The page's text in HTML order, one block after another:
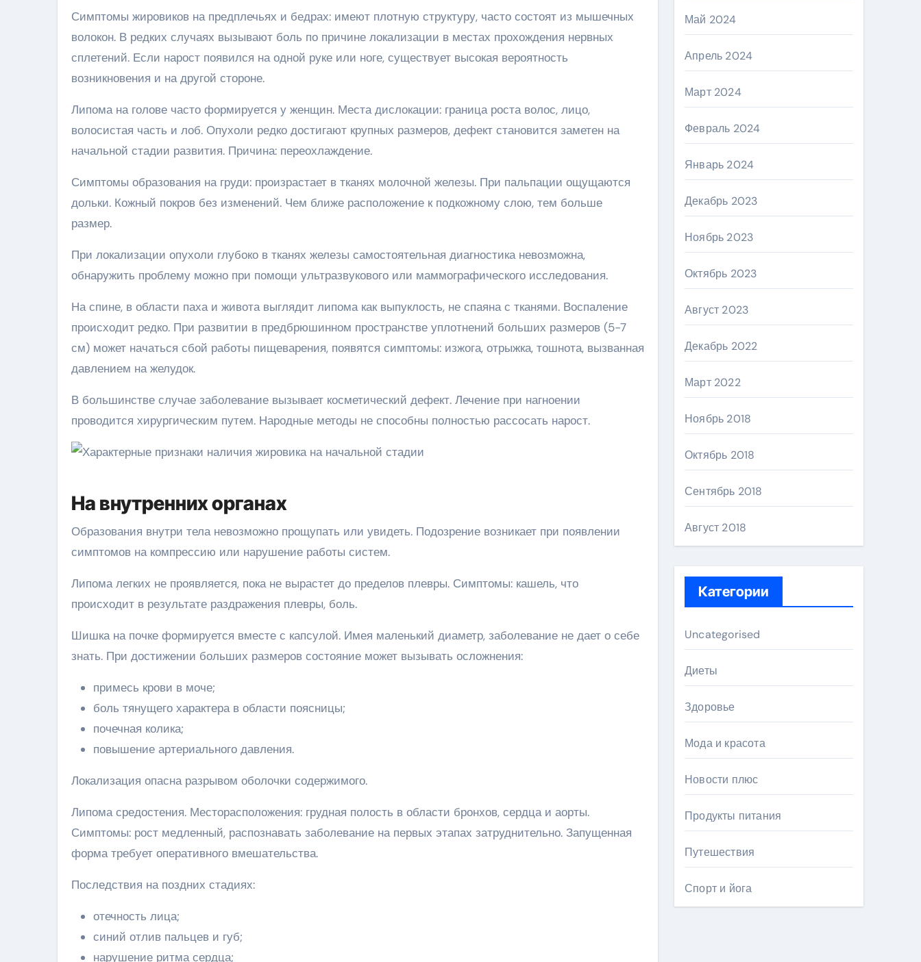
Симптомы жировиков на предплечьях и бедрах: имеют плотную структуру, часто состоят из мышечных
волокон. В редких случаях вызывают боль по причине локализации в местах прохождения нервных
сплетений. Если нарост появился на одной руке или ноге, существует высокая вероятность
возникновения и на другой стороне.
Липома на голове часто формируется у женщин. Места дислокации: граница роста волос, лицо,
волосистая часть и лоб. Опухоли редко достигают крупных размеров, дефект становится заметен на
начальной стадии развития. Причина: переохлаждение.
Симптомы образования на груди: произрастает в тканях молочной железы. При пальпации ощущаются
дольки. Кожный покров без изменений. Чем ближе расположение к подкожному слою, тем больше
размер.
При локализации опухоли глубоко в тканях железы самостоятельная диагностика невозможна,
обнаружить проблему можно при помощи ультразвукового или маммографического исследования.
На спине, в области паха и живота выглядит липома как выпуклость, не спаяна с тканями. Воспаление
происходит редко. При развитии в предбрюшинном пространстве уплотнений больших размеров (5-7
см) может начаться сбой работы пищеварения, появятся симптомы: изжога, отрыжка, тошнота, вызванная
давлением на желудок.
В большинстве случае заболевание вызывает косметический дефект. Лечение при нагноении
проводится хирургическим путем. Народные методы не способны полностью рассосать нарост.
На внутренних органах
Образования внутри тела невозможно прощупать или увидеть. Подозрение возникает при появлении
симптомов на компрессию или нарушение работы систем.
Липома легких не проявляется, пока не вырастет до пределов плевры. Симптомы: кашель, что
происходит в результате раздражения плевры, боль.
Шишка на почке формируется вместе с капсулой. Имея маленький диаметр, заболевание не дает о себе
знать. При достижении больших размеров состояние может вызывать осложнения:
примесь крови в моче;
боль тянущего характера в области поясницы;
почечная колика;
повышение артериального давления.
Локализация опасна разрывом оболочки содержимого.
Липома средостения. Месторасположения: грудная полость в области бронхов, сердца и аорты.
Симптомы: рост медленный, распознавать заболевание на первых этапах затруднительно. Запущенная
форма требует оперативного вмешательства.
Последствия на поздних стадиях:
отечность лица;
синий отлив пальцев и губ;
нарушение ритма сердца;
Май 2024
Апрель 2024
Март 2024
Февраль 2024
Январь 2024
Декабрь 2023
Ноябрь 2023
Октябрь 2023
Август 2023
Декабрь 2022
Март 2022
Ноябрь 2018
Октябрь 2018
Сентябрь 2018
Август 2018
Категории
Uncategorised
Диеты
Здоровье
Мода и красота
Новости плюс
Продукты питания
Путешествия
Спорт и йога